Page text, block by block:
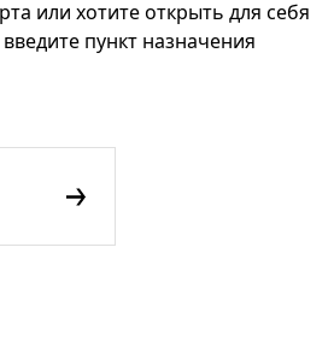
или хотите открыть для себя
пункт назначения